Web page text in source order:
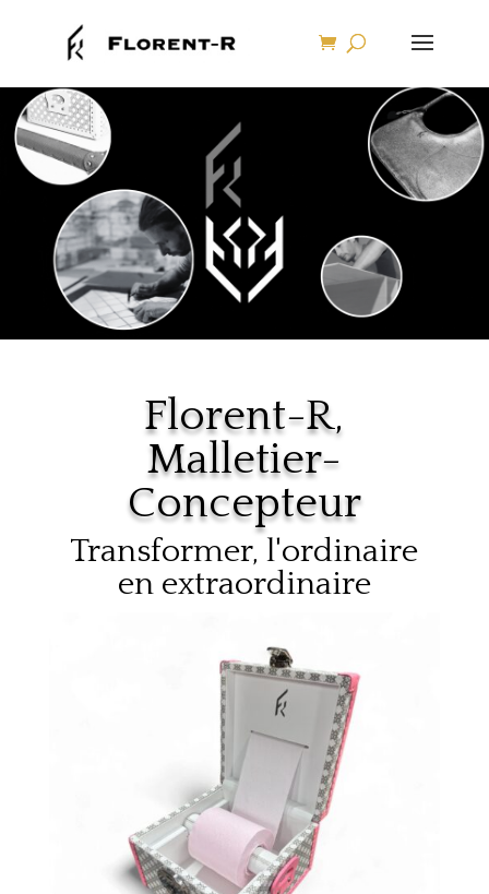
Florent-R,
Malletier-
Concepteur
Transformer, l'ordinaire
en extraordinaire